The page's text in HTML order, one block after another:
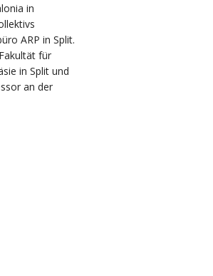
in
ARP in Split.
für
in Split und
an der